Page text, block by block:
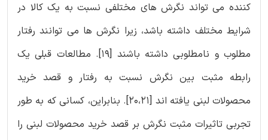
کننده می تواند نگرش های مختلفی نسبت به یک کالا در
شرایط مختلف داشته باشد، زیرا نگرش ها می توانند رفتار
مطلوب و نامطلوبی داشته باشند [‏19]‏. مطالعات قبلی یک
رابطه مثبت بین نگرش نسبت به رفتار و قصد خرید
محصولات لبنی یافته اند [20،21]. بنابراین، کسانی که به طور
تجربی تاثیرات مثبت نگرش بر قصد خرید محصولات لبنی را